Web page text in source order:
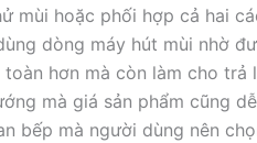
mùi hoặc phối hợp cả hai
dòng máy hút mùi nhờ
hơn mà còn làm cho
mà giá sản phẩm cũng
bếp mà người dùng nên